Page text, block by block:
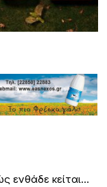
ενθάδε κείται…